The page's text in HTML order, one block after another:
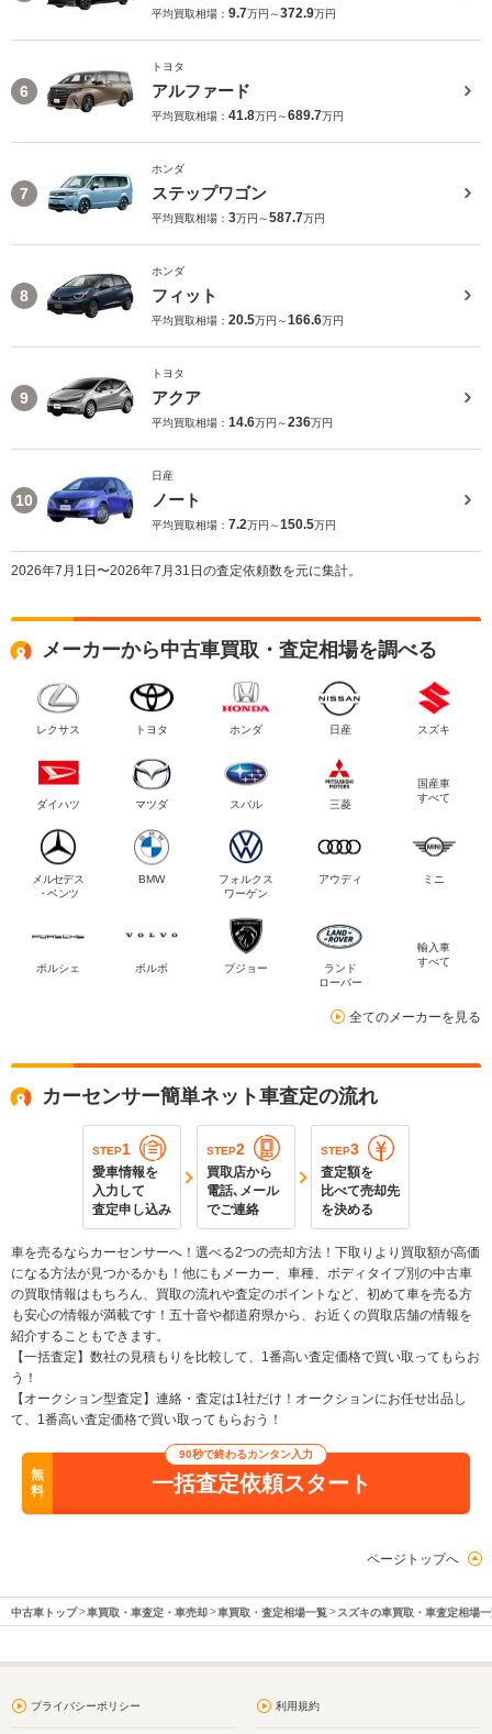
平均買取相場： 9.7万円～372.9万円
6
トヨタ
アルファード
平均買取相場： 41.8万円～689.7万円
7
ホンダ
ステップワゴン
平均買取相場： 3万円～587.7万円
8
ホンダ
フィット
平均買取相場： 20.5万円～166.6万円
9
トヨタ
アクア
平均買取相場： 14.6万円～236万円
10
日産
ノート
平均買取相場： 7.2万円～150.5万円
2026年7月1日〜2026年7月31日の査定依頼数を元に集計。
メーカーから中古車買取・査定相場を調べる
レクサス トヨタ ホンダ 日産 スズキ
ダイハツ マツダ スバル 三菱
国産車
すべて
メルセデス
・ベンツ
BMW
フォルクス
ワーゲン
アウディ ミニ
ポルシェ ボルボ プジョー
ランド
ローバー
輸入車
すべて
全てのメーカーを見る
カーセンサー簡単ネット車査定の流れ
STEP1
愛車情報を
入力して
査定申し込み
STEP2
買取店から
電話､メール
でご連絡
STEP3
査定額を
比べて売却先
を決める
車を売るならカーセンサーへ！選べる2つの売却方法！下取りより買取額が高価
になる方法が見つかるかも！他にもメーカー、車種、ボディタイプ別の中古車
の買取情報はもちろん、買取の流れや査定のポイントなど、初めて車を売る方
も安心の情報が満載です！五十音や都道府県から、お近くの買取店舗の情報を
紹介することもできます。
【一括査定】数社の見積もりを比較して、1番高い査定価格で買い取ってもらお
う！
【オークション型査定】連絡・査定は1社だけ！オークションにお任せ出品し
て、1番高い査定価格で買い取ってもらおう！
無
料
90秒で終わるカンタン入力
一括査定依頼スタート
ページトップへ
中古車トップ 車買取・車査定・車売却 車買取・査定相場一覧 スズキの車買取・車査定相場
プライバシーポリシー 利用規約